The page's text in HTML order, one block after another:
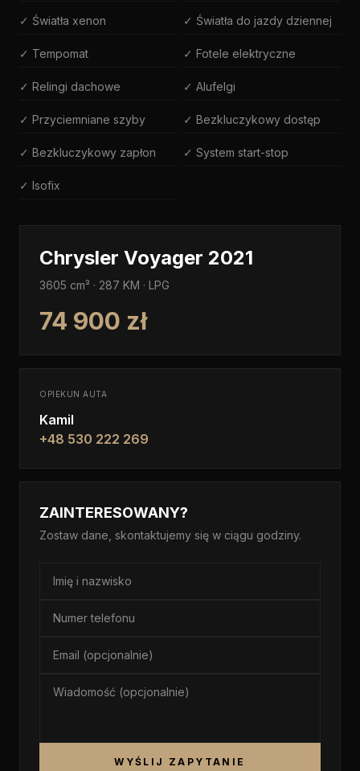
✓ Światła xenon ✓ Światła do jazdy dziennej
✓ Tempomat ✓ Fotele elektryczne
✓ Relingi dachowe ✓ Alufelgi
✓ Przyciemniane szyby ✓ Bezkluczykowy dostęp
✓ Bezkluczykowy zapłon ✓ System start-stop
✓ Isofix
Chrysler Voyager 2021
3605 cm³ · 287 KM · LPG
74 900 zł
OPIEKUN AUTA
Kamil
+48 530 222 269
ZAINTERESOWANY?
Zostaw dane, skontaktujemy się w ciągu godziny.
WYŚLIJ ZAPYTANIE